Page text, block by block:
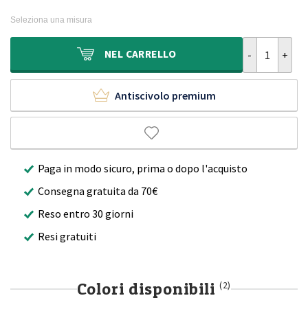
439,90€.
299,90€.
Seleziona una misura
NEL CARRELLO
Antiscivolo premium
Paga in modo sicuro, prima o dopo l'acquisto
Consegna gratuita da 70€
Reso entro 30 giorni
Resi gratuiti
Colori disponibili (2)